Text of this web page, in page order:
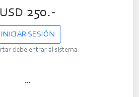
USD 250.-
INICIAR SESIÓN
debe entrar al sistema.
...